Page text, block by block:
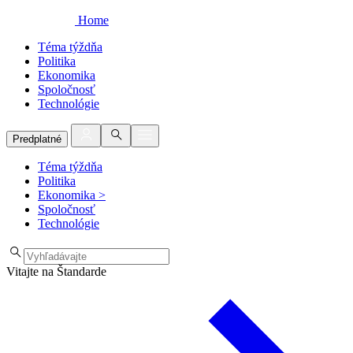
Home
Téma týždňa
Politika
Ekonomika
Spoločnosť
Technológie
Predplatné
Téma týždňa
Politika
Ekonomika >
Spoločnosť
Technológie
Vitajte na Štandarde